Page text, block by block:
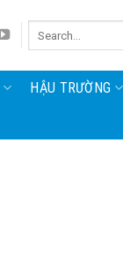
HẬU TRƯỜNG